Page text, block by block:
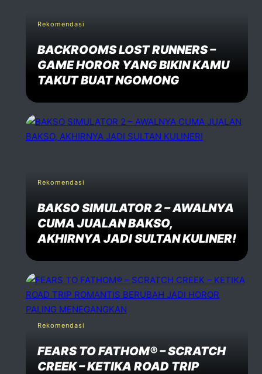
Rekomendasi
BACKROOMS LOST RUNNERS –
GAME HOROR YANG BIKIN KAMU
TAKUT BUAT NGOMONG
Rekomendasi
BAKSO SIMULATOR 2 – AWALNYA
CUMA JUALAN BAKSO,
AKHIRNYA JADI SULTAN KULINER!
Rekomendasi
FEARS TO FATHOM® – SCRATCH
CREEK – KETIKA ROAD TRIP